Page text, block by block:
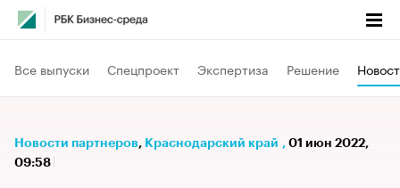
Все выпуски Спецпроект Экспертиза Решение
Новости партнеров⁠, Краснодарский край , 01 июн 2022,
09:58